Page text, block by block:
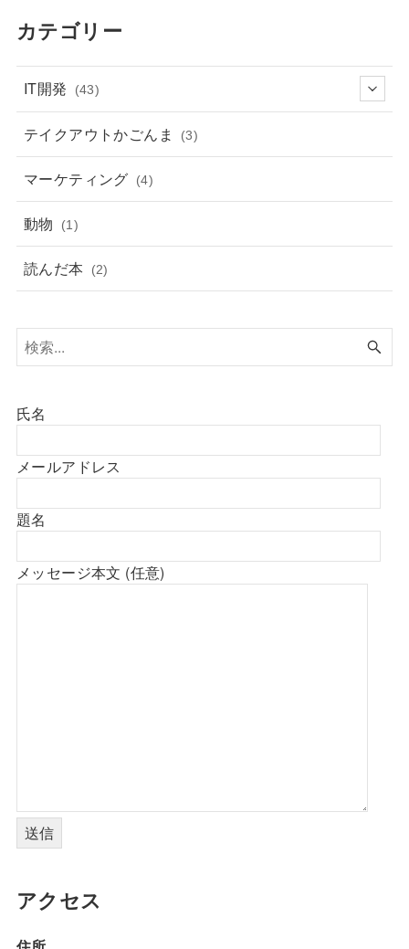
カテゴリー
IT開発 (43)
テイクアウトかごんま (3)
マーケティング (4)
動物 (1)
読んだ本 (2)
氏名
メールアドレス
題名
メッセージ本文 (任意)
アクセス